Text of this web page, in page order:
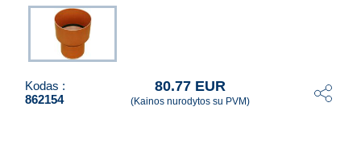
Kodas :
862154
80.77 EUR
(Kainos nurodytos su PVM)